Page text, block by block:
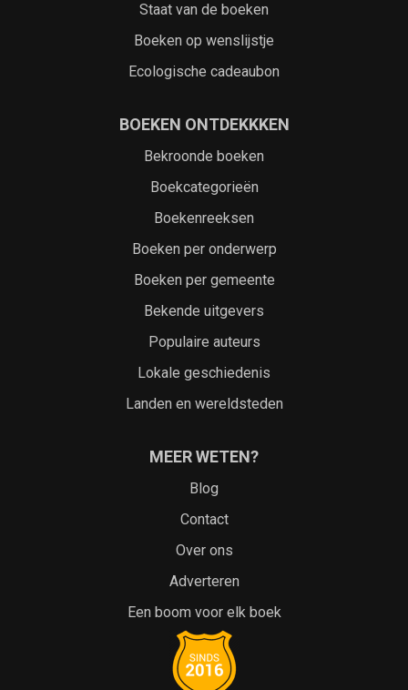
Staat van de boeken
Boeken op wenslijstje
Ecologische cadeaubon
BOEKEN ONTDEKKKEN
Bekroonde boeken
Boekcategorieën
Boekenreeksen
Boeken per onderwerp
Boeken per gemeente
Bekende uitgevers
Populaire auteurs
Lokale geschiedenis
Landen en wereldsteden
MEER WETEN?
Blog
Contact
Over ons
Adverteren
Een boom voor elk boek